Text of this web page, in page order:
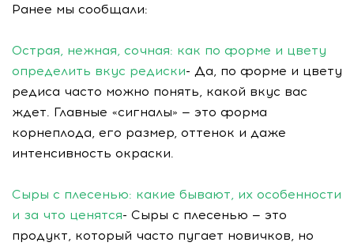
Ранее мы сообщали:
Острая, нежная, сочная: как по форме и цвету
определить вкус редиски- Да, по форме и цвету
редиса часто можно понять, какой вкус вас
ждет. Главные «сигналы» — это форма
корнеплода, его размер, оттенок и даже
интенсивность окраски.
Сыры с плесенью: какие бывают, их особенности
и за что ценятся- Сыры с плесенью — это
продукт, который часто пугает новичков, но